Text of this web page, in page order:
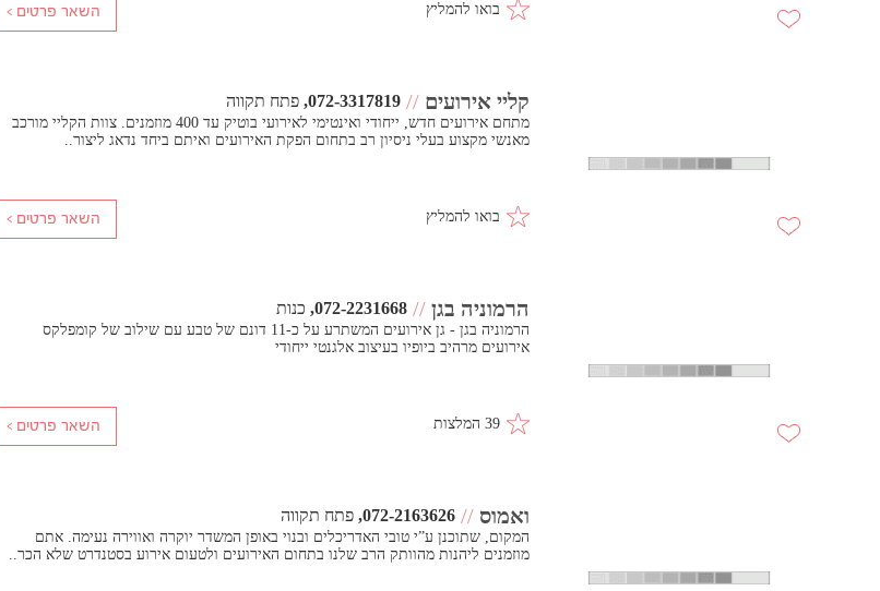
בואו להמליץ
קליי אירועים //
072-3317819 פתח תקווה
מתחם אירועים חדש, ייחודי ואינטימי לאירועי בוטיק עד 400 מוזמנים. צוות הקליי מורכב
מאנשי מקצוע בעלי ניסיון רב בתחום הפקת האירועים ואיתם ביחד נדאג ליצור..
בואו להמליץ
הרמוניה בגן //
072-2231668 כנות
הרמוניה בגן - גן אירועים המשתרע על כ-11 דונם של טבע עם שילוב של קומפלקס
אירועים מרהיב ביופיו בעיצוב אלגנטי ייחודי
39 המלצות
ואמוס //
072-2163626 פתח תקווה
המקום, שתוכנן ע”י טובי האדריכלים ובנוי באופן המשדר יוקרה ואווירה נעימה. אתם
מוזמנים ליהנות מהוותק הרב שלנו בתחום האירועים ולטעום אירוע בסטנדרט שלא הכר..